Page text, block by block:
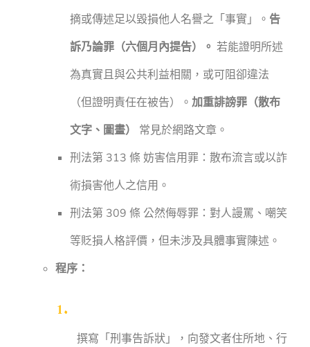
摘或傳述足以毀損他人名譽之「事實」。 告
訴乃論罪（六個月內提告）。 若能證明所述
為真實且與公共利益相關，或可阻卻違法
（但證明責任在被告）。加重誹謗罪（散布
文字、圖畫）
常見於網路文章。
刑法第 313 條 妨害信用罪：散布流言或以詐
術損害他人之信用。
刑法第 309 條 公然侮辱罪：對人謾罵、嘲笑
等貶損人格評價，但未涉及具體事實陳述。
程序：
撰寫「刑事告訴狀」，向發文者住所地、行